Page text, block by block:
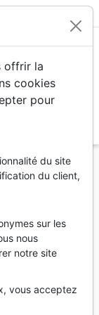
offrir la
cookies
pour
du site
du client,
sur les
nous
notre site
vous acceptez